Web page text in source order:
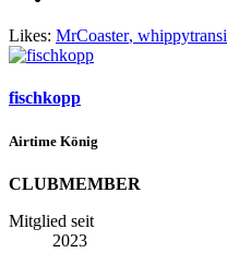
Likes: MrCoaster,
fischkopp
Airtime König
CLUBMEMBER
Mitglied seit
2023